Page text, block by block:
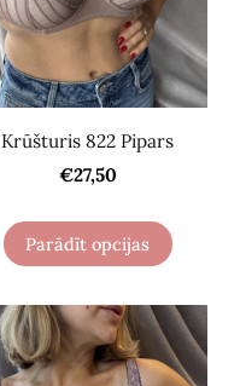
Krūšturis 822 Pipars
€27,50
Parādīt opcijas